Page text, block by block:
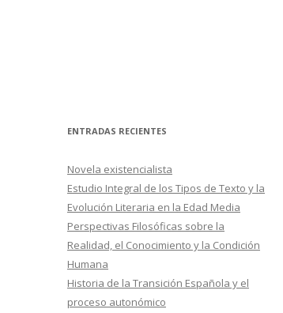
ENTRADAS RECIENTES
Novela existencialista
Estudio Integral de los Tipos de Texto y la
Evolución Literaria en la Edad Media
Perspectivas Filosóficas sobre la
Realidad, el Conocimiento y la Condición
Humana
Historia de la Transición Española y el
proceso autonómico